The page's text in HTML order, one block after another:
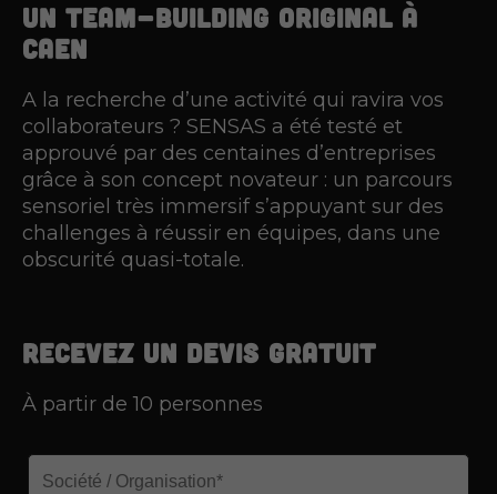
Un team-building original à
Caen
A la recherche d’une activité qui ravira vos
collaborateurs ? SENSAS a été testé et
approuvé par des centaines d’entreprises
grâce à son concept novateur : un parcours
sensoriel très immersif s’appuyant sur des
challenges à réussir en équipes, dans une
obscurité quasi-totale.
Recevez un devis gratuit
À partir de 10 personnes